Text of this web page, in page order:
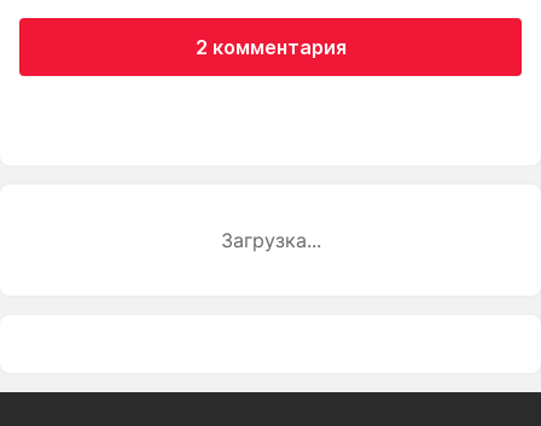
2 комментария
Загрузка...